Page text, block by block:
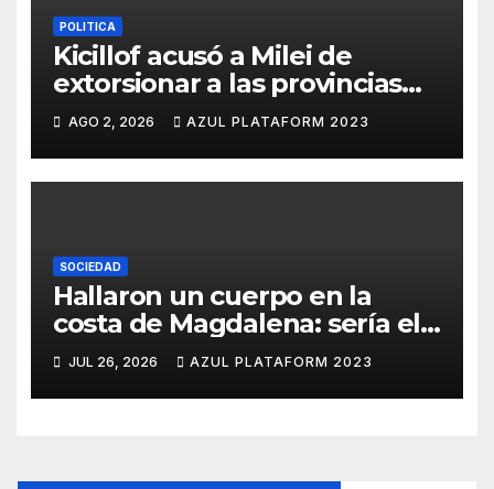
POLITICA
Kicillof acusó a Milei de
extorsionar a las provincias
para lograr su reelección
AGO 2, 2026 AZUL PLATAFORM 2023
SOCIEDAD
Hallaron un cuerpo en la
costa de Magdalena: sería el
quinto pescador
desaparecido en Hudson
JUL 26, 2026 AZUL PLATAFORM 2023